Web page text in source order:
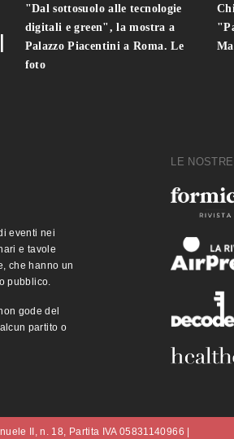
"Dal sottosuolo alle tecnologie
digitali e green", la mostra a
Palazzo Piacentini a Roma. Le
foto
eventi nei
e tavole
che hanno un
pubblico.
gode del
partito o
LE
II, n. 18, Partita IVA 05831140966 |